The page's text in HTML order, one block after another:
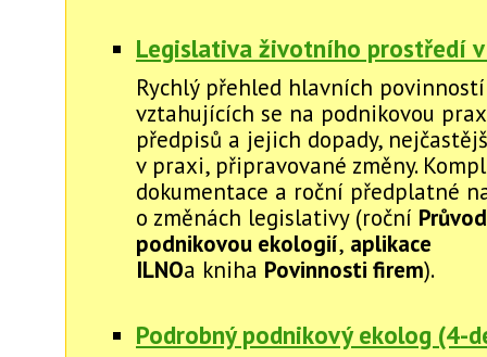
Legislativa životního prostředí
Rychlý přehled hlavních
vztahujících se na podnikovou
předpisů a jejich dopady,
v praxi, připravované změny.
dokumentace a roční předplatné
o změnách legislativy (roční
podnikovou ekologií, aplikace
ILNOa kniha Povinnosti firem).
Podrobný podnikový ekolog (4-